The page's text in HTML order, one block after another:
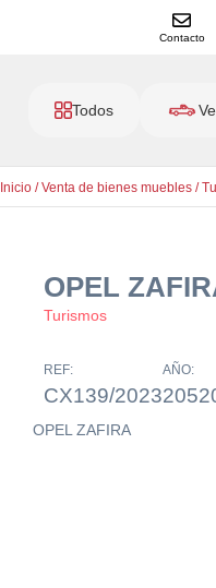
Contacto
Todos
Inicio /Venta de bienes muebles /
OPEL
Turismos
REF:
CX139/2023
AÑO:
OPEL ZAFIRA